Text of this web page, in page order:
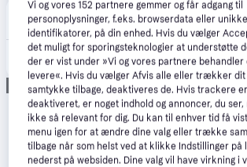
BilligVVS 4.6
Bestillingsvare
Trio Lighting Ubangi havespots
Annonce
Vi og vores152 partnere gemmer og får adgang til
personoplysninger, f.eks. browserdata eller unikke
identifikatorer, på din enhed. Hvis du vælger
det muligt for sporingsteknologier at understøtte
der er vist under »Vi og vores partnere
levere«. Hvis du vælger Afvis alle eller trækker dit
samtykke tilbage, deaktiveres de. Hvis trackere er
deaktiveret, er noget indhold og annoncer, du ser,
ikke så relevant for dig. Du kan til enhver tid få
menu igen for at ændre dine valg eller trække
tilbage når som helst ved at klikke Indstillinger på
nederst på websiden. Dine valg vil have virkning i